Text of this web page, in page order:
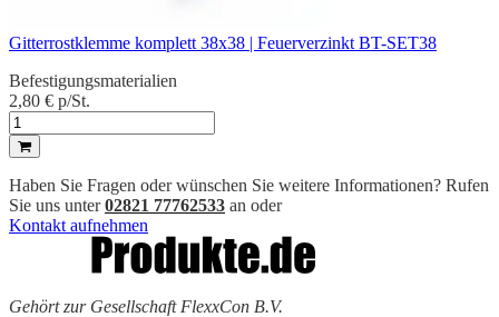
Gitterrostklemme komplett 38x38 | Feuerverzinkt BT-SET38
Befestigungsmaterialien
2,80 € p/St.
Haben Sie Fragen oder wünschen Sie weitere Informationen? Rufen
Sie uns unter02821 77762533 an oder
Kontakt aufnehmen
Gehört zur Gesellschaft FlexxCon B.V.